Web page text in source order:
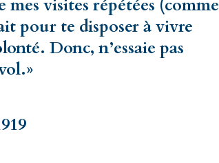
mes visites répétées (comme
pour te disposer à vivre
Donc, n’essaie pas